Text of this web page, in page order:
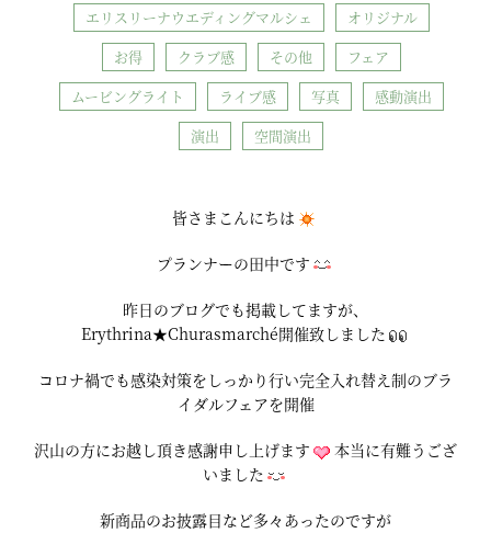
エリスリーナウエディングマルシェ
オリジナル
お得
クラブ感 その他
フェア
ムービングライト
ライブ感 写真
感動演出
演出
空間演出
皆さまこんにちは
プランナーの田中です
昨日のブログでも掲載してますが、
Erythrina★Churasmarché開催致しました
コロナ禍でも感染対策をしっかり行い完全入れ替え制のブラ
イダルフェアを開催
沢山の方にお越し頂き感謝申し上げます
本当に有難うござ
いました
新商品のお披露目など多々あったのですが